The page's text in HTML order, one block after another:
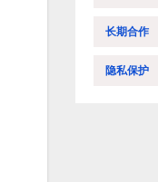
长期合作
隐私保护